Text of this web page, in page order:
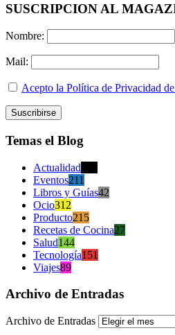
SUSCRIPCION AL
Nombre:
Mail:
Acepto la Política de Privacidad
Temas el Blog
Actualidad
Eventos211
Libros y Guías42
Ocio312
Producto215
Recetas de Cocina27
Salud144
Tecnología151
Viajes89
Archivo de Entradas
Archivo de Entradas